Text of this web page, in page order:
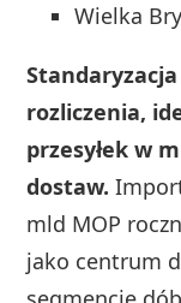
Wielka
rozliczenia,
przesyłek w
dostaw.
mld MOP
jako centrum